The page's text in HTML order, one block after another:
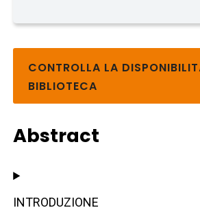
CONTROLLA LA
BIBLIOTECA
Abstract
INTRODUZIONE